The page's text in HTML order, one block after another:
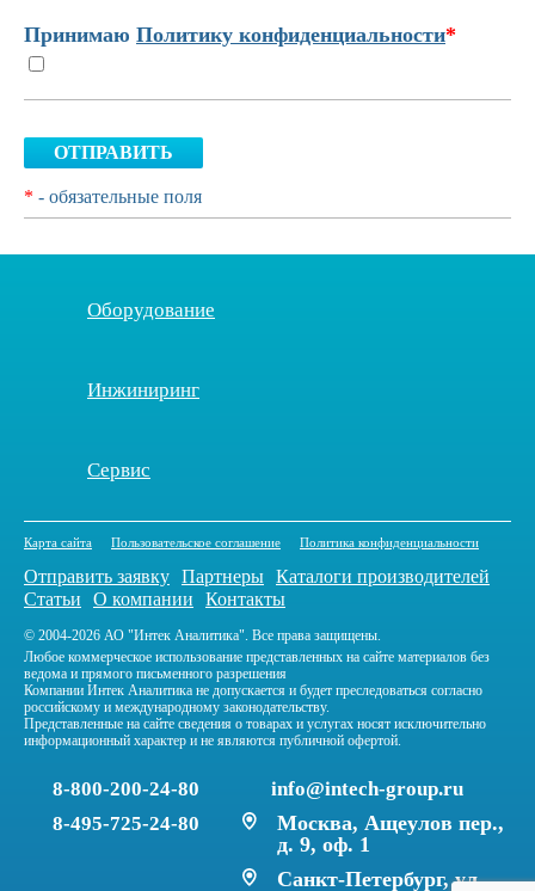
Принимаю Политику конфиденциальности*
ОТПРАВИТЬ
* - обязательные поля
Оборудование
Инжиниринг
Сервис
Карта сайта Пользовательское соглашение Политика конфиденциальности
Отправить заявку Партнеры Каталоги производителей
Статьи
О компании Контакты
© 2004-2026 АО "Интек Аналитика". Все права защищены.
Любое коммерческое использование представленных на сайте материалов без
ведома и прямого письменного разрешения
Компании Интек Аналитика не допускается и будет преследоваться согласно
российскому и международному законодательству.
Представленные на сайте сведения о товарах и услугах носят исключительно
информационный характер и не являются публичной офертой.
8-800-200-24-80
8-495-725-24-80
info@intech-group.ru
Москва, Ащеулов пер.,
д. 9, оф. 1
Санкт-Петербург, ул.